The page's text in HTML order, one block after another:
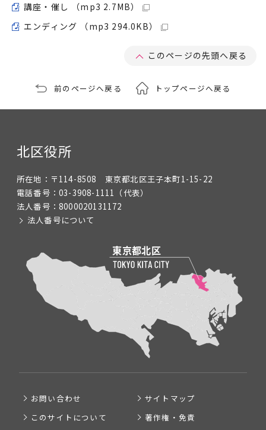
講座・催し （mp3 2.7MB）
エンディング （mp3 294.0KB）
このページの先頭へ戻る
前のページへ戻る トップページへ戻る
北区役所
所在地： 〒114-8508 東京都北区王子本町1-15-22
電話番号： 03-3908-1111 （代表）
法人番号： 8000020131172
法人番号について
お問い合わせ
サイトマップ
このサイトについて
著作権・免責